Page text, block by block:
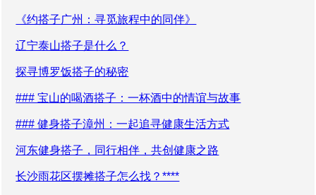
《约搭子广州：寻觅旅程中的同伴》
辽宁泰山搭子是什么？
探寻博罗饭搭子的秘密
### 宝山的喝酒搭子：一杯酒中的情谊与故事
### 健身搭子漳州：一起追寻健康生活方式
河东健身搭子，同行相伴，共创健康之路
长沙雨花区摆摊搭子怎么找？****